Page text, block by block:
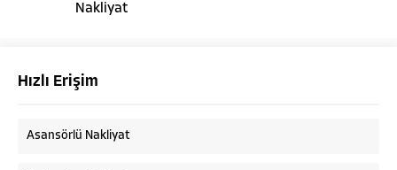
Nakliyat
Hızlı Erişim
Asansörlü Nakliyat